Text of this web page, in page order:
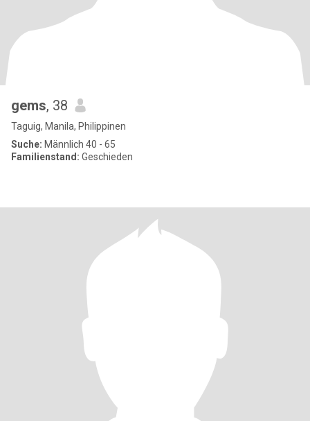
gems, 38
Taguig, Manila, Philippinen
Suche: Männlich 40 - 65
Familienstand: Geschieden